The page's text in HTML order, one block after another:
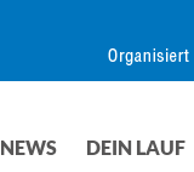
NEWS DEIN LAUF